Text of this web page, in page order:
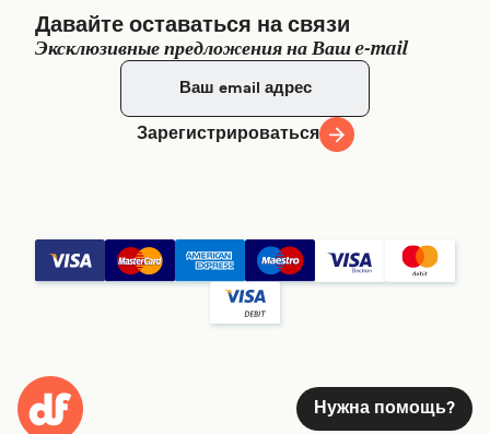
Давайте оставаться на связи
Эксклюзивные предложения на Ваш e-mail
Зарегистрироваться
Нужна помощь?